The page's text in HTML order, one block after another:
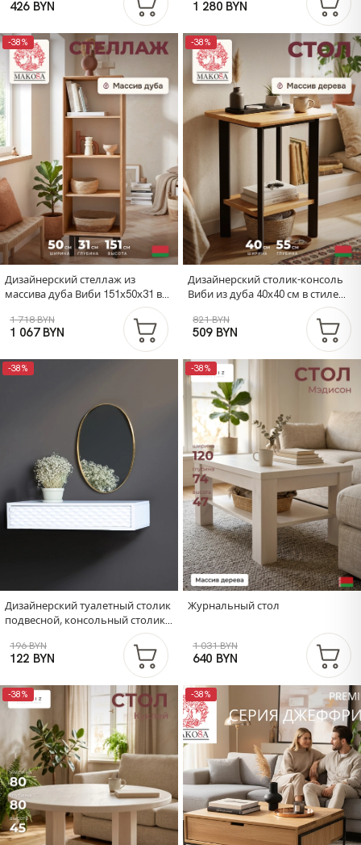
426 BYN
гостиную
1 280 BYN
-38%
Дизайнерский стеллаж из
массива дуба Виби 151х50х31 в
стиле лофт, на металлических
ножках
1 718 BYN
1 067 BYN
-38%
Дизайнерский столик-консоль
Виби из дуба 40х40 см в стиле
лофт, на металлических ножках
821 BYN
509 BYN
-38%
Дизайнерский туалетный столик
подвесной, консольный столик
белый с 1 выдвижным ящиком
196 BYN
122 BYN
-38%
Журнальный стол
1 031 BYN
640 BYN
-38% -38%